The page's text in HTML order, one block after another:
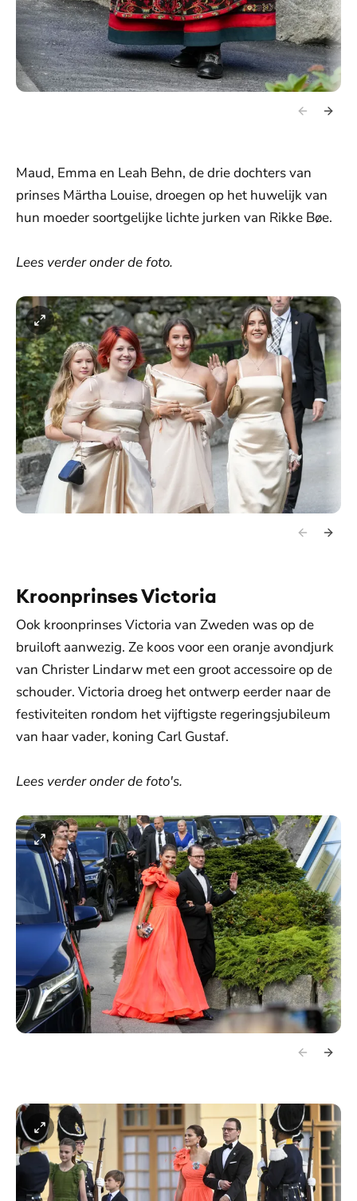
Maud, Emma en Leah Behn, de drie dochters van
prinses Märtha Louise, droegen op het huwelijk van
hun moeder soortgelijke lichte jurken van Rikke Bøe.
Lees verder onder de foto.
Kroonprinses Victoria
Ook kroonprinses Victoria van Zweden was op de
bruiloft aanwezig. Ze koos voor een oranje avondjurk
van Christer Lindarw met een groot accessoire op de
schouder. Victoria droeg het ontwerp eerder naar de
festiviteiten rondom het vijftigste regeringsjubileum
van haar vader, koning Carl Gustaf.
Lees verder onder de foto's.